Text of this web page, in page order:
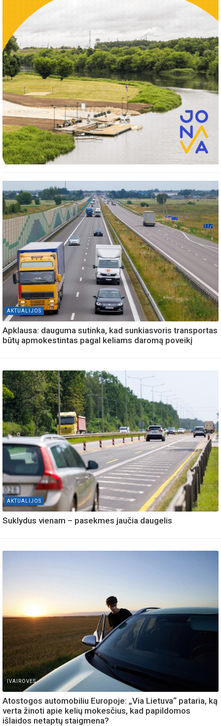
AKTUALIJOS
Apklausa: dauguma sutinka, kad sunkiasvoris transportas
būtų apmokestintas pagal keliams daromą poveikį
AKTUALIJOS
Suklydus vienam – pasekmes jaučia daugelis
IVAIROVES
Atostogos automobiliu Europoje: „Via Lietuva“ pataria, ką
verta žinoti apie kelių mokesčius, kad papildomos
išlaidos netaptų staigmena?